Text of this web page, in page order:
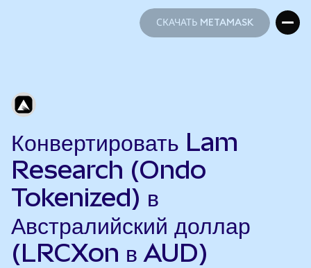
СКАЧАТЬ METAMASK
Конвертировать Lam
Research (Ondo
Tokenized) в
Австралийский доллар
(LRCXon в AUD)